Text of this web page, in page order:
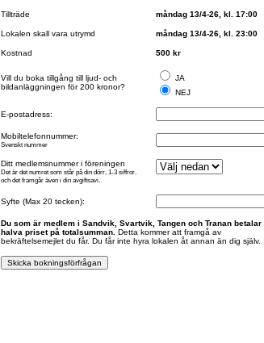
Tillträde måndag 13/4-26, kl. 17:00
Lokalen skall vara utrymd måndag 13/4-26, kl. 23:00
Kostnad 500 kr
Vill du boka tillgång till ljud- och
bildanläggningen för 200 kronor?
JA
NEJ
E-postadress:
Mobiltelefonnummer:
Svenskt nummer
Ditt medlemsnummer i föreningen
Det är det numret som står på din dörr, 1-3 siffror.
och det framgår även i din avgiftsavi.
Syfte (Max 20 tecken):
Du som är medlem i Sandvik, Svartvik, Tangen och Tranan betalar
halva priset på totalsumman. Detta kommer att framgå av
bekräftelsemejlet du får. Du får inte hyra lokalen åt annan än dig själv.